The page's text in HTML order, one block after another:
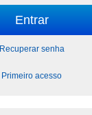
Recuperar senha
Primeiro acesso